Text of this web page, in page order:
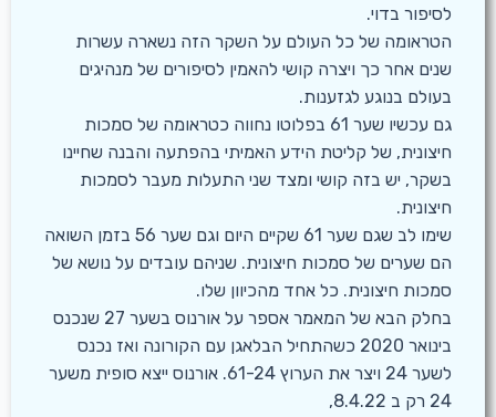
לסיפור בדוי.
הטראומה של כל העולם על השקר הזה נשארה עשרות
שנים אחר כך ויצרה קושי להאמין לסיפורים של מנהיגים
בעולם בנוגע לגזענות.
גם עכשיו שער 61 בפלוטו נחווה כטראומה של סמכות
חיצונית, של קליטת הידע האמיתי בהפתעה והבנה שחיינו
בשקר, יש בזה קושי ומצד שני התעלות מעבר לסמכות
חיצונית.
שימו לב שגם שער 61 שקיים היום וגם שער 56 בזמן השואה
הם שערים של סמכות חיצונית. שניהם עובדים על נושא של
סמכות חיצונית. כל אחד מהכיוון שלו.
בחלק הבא של המאמר אספר על אורנוס בשער 27 שנכנס
בינואר 2020 כשהתחיל הבלאגן עם הקורונה ואז נכנס
לשער 24 ויצר את הערוץ 61-24. אורנוס ייצא סופית משער
24 רק ב 8.4.22,